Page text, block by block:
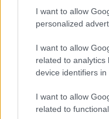
I want to allow
personalized
I want to allow
related to analytics
device identifiers in
I want to allow
related to
View